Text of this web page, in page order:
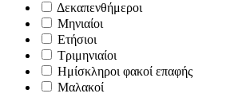
Δεκαπενθήμεροι
Μηνιαίοι
Ετήσιοι
Τριμηνιαίοι
Ημίσκληροι φακοί επαφής
Μαλακοί